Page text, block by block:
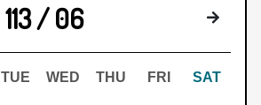
113 / 06 下個月
TUE WED THU FRI SAT